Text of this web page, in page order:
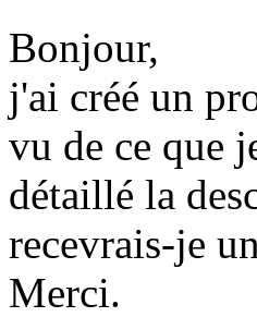
Bonjour,
j'ai créé un
vu de ce que
détaillé la
recevrais-je
Merci.